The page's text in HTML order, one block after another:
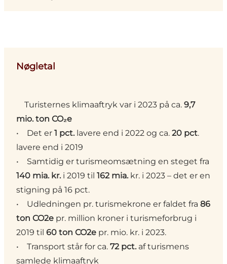
Nøgletal
Turisternes klimaaftryk var i 2023 på ca. 9,7
mio. ton CO₂e
• Det er 1 pct. lavere end i 2022 og ca. 20 pct.
lavere end i 2019
• Samtidig er turismeomsætning en steget fra
140 mia. kr. i 2019 til 162 mia. kr. i 2023 – det er en
stigning på 16 pct.
• Udledningen pr. turismekrone er faldet fra 86
ton CO2e pr. million kroner i turismeforbrug i
2019 til 60 ton CO2e pr. mio. kr. i 2023.
• Transport står for ca. 72 pct. af turismens
samlede klimaaftryk